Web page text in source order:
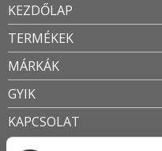
KEZDŐLAP
TERMÉKEK
MÁRKÁK
GYIK
KAPCSOLAT